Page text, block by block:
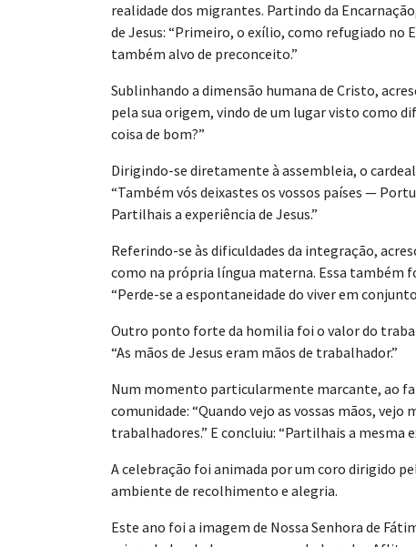
realidade dos migrantes. Partindo da
de Jesus: “Primeiro, o exílio, como refugiado no
também alvo de preconceito.”
Sublinhando a dimensão humana de Cristo,
pela sua origem, vindo de um lugar visto como
coisa de bom?”
Dirigindo-se diretamente à assembleia, o
“Também vós deixastes os vossos países —
Partilhais a experiência de Jesus.”
Referindo-se às dificuldades da integração,
como na própria língua materna. Essa também
“Perde-se a espontaneidade do viver em
Outro ponto forte da homilia foi o valor do
“As mãos de Jesus eram mãos de trabalhador.”
Num momento particularmente marcante, ao
comunidade: “Quando vejo as vossas mãos,
trabalhadores.” E concluiu: “Partilhais a mesma
A celebração foi animada por um coro dirigido
ambiente de recolhimento e alegria.
Este ano foi a imagem de Nossa Senhora de